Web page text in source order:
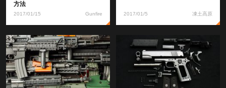
方法
2017/01/15 Gunfire 2017/01/5 凍土高原